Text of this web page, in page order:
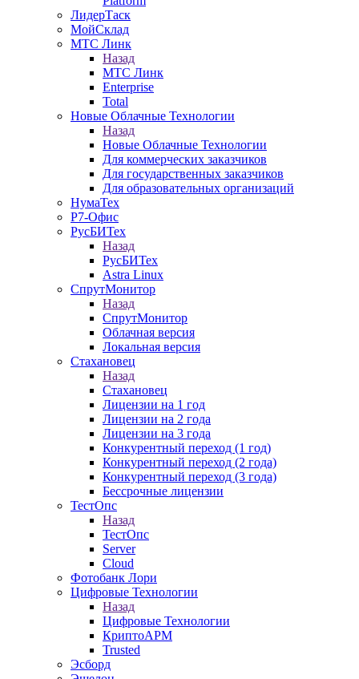
ЛидерТаск
МойСклад
МТС Линк
Назад
МТС Линк
Enterprise
Total
Новые Облачные Технологии
Назад
Новые Облачные Технологии
Для коммерческих заказчиков
Для государственных заказчиков
Для образовательных организаций
НумаТех
Р7-Офис
РусБИТех
Назад
РусБИТех
Astra Linux
СпрутМонитор
Назад
СпрутМонитор
Облачная версия
Локальная версия
Стахановец
Назад
Стахановец
Лицензии на 1 год
Лицензии на 2 года
Лицензии на 3 года
Конкурентный переход (1 год)
Конкурентный переход (2 года)
Конкурентный переход (3 года)
Бессрочные лицензии
ТестОпс
Назад
ТестОпс
Server
Cloud
Фотобанк Лори
Цифровые Технологии
Назад
Цифровые Технологии
КриптоАРМ
Trusted
Эсборд